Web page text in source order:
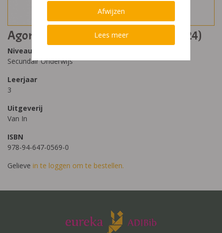
Agora 3 - filosofie leerwerkboek (2024)
Niveau
Secundair Onderwijs
Leerjaar
3
Uitgeverij
Van In
ISBN
978-94-647-0569-0
Gelieve in te loggen om te bestellen.
Afwijzen
Lees meer